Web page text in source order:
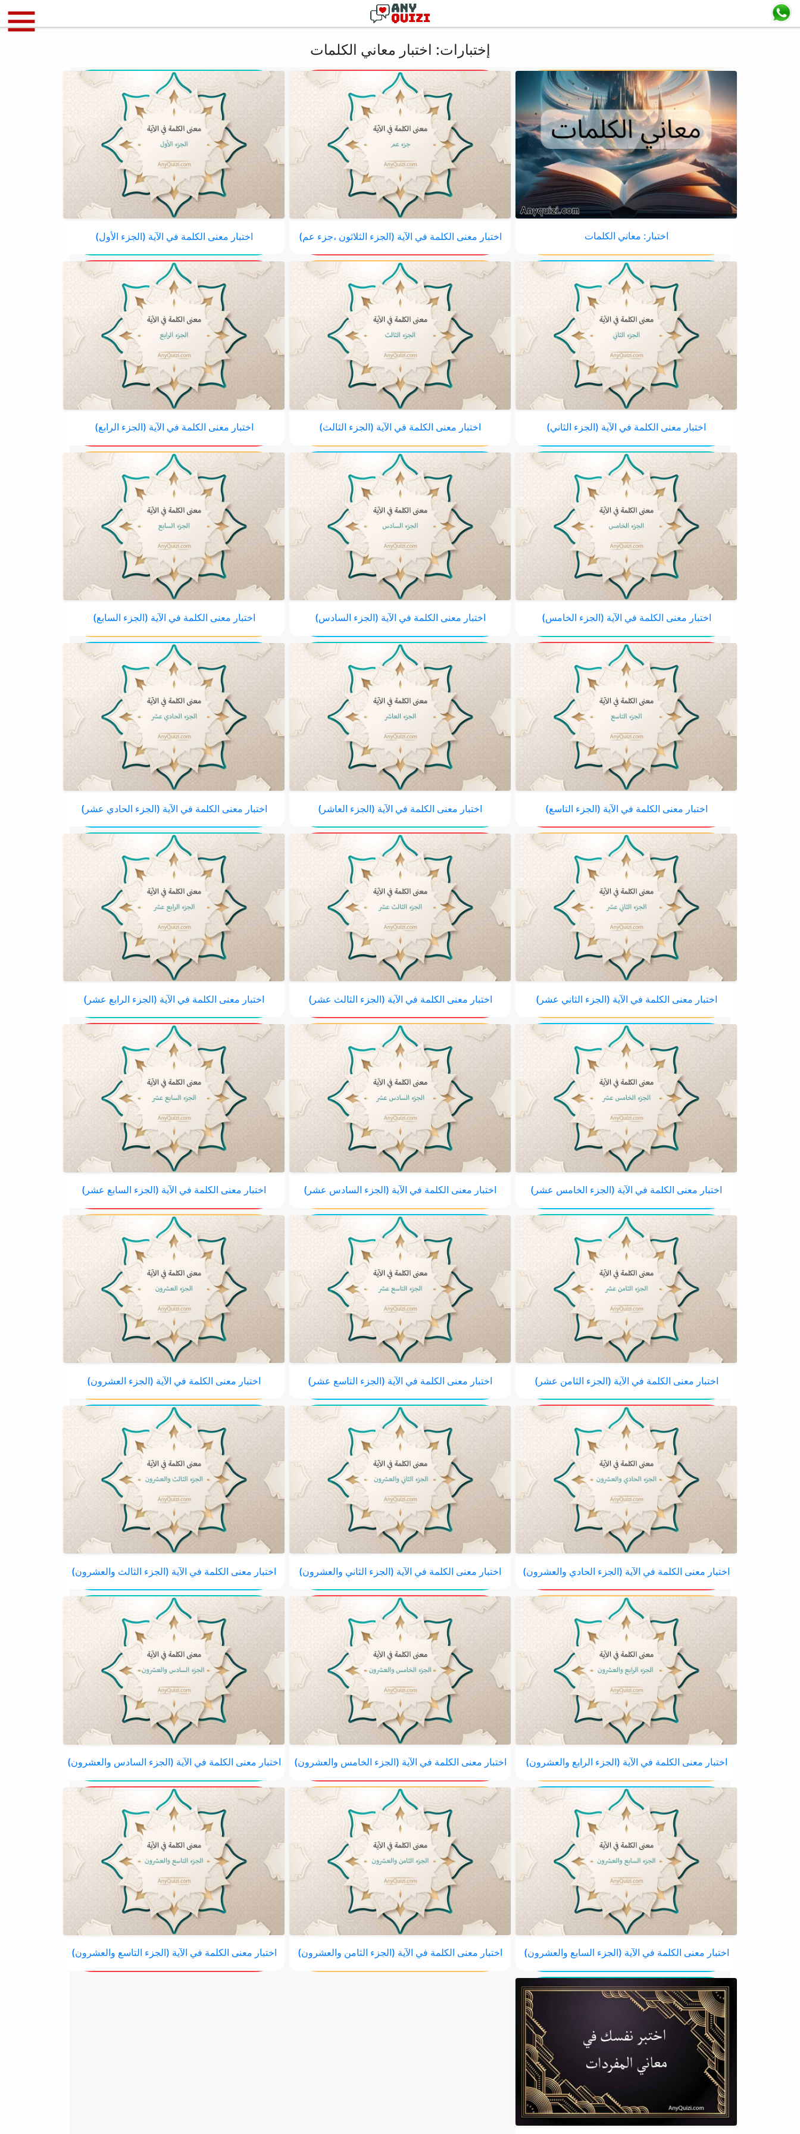
إختبارات: اختبار معاني الكلمات
اختبار: معاني الكلمات اختبار معنى الكلمة في الآية (الجزء الثلاثون ،جزء عم) اختبار معنى الكلمة في الآية (الجزء الأول)
اختبار معنى الكلمة في الآية (الجزء الثاني) اختبار معنى الكلمة في الآية (الجزء الثالث) اختبار معنى الكلمة في الآية (الجزء الرابع)
اختبار معنى الكلمة في الآية (الجزء الخامس) اختبار معنى الكلمة في الآية (الجزء السادس) اختبار معنى الكلمة في الآية (الجزء السابع)
اختبار معنى الكلمة في الآية (الجزء التاسع) اختبار معنى الكلمة في الآية (الجزء العاشر) اختبار معنى الكلمة في الآية (الجزء الحادي عشر)
اختبار معنى الكلمة في الآية (الجزء الثاني عشر) اختبار معنى الكلمة في الآية (الجزء الثالث عشر) اختبار معنى الكلمة في الآية (الجزء الرابع عشر)
اختبار معنى الكلمة في الآية (الجزء الخامس عشر) اختبار معنى الكلمة في الآية (الجزء السادس عشر) اختبار معنى الكلمة في الآية (الجزء السابع عشر)
اختبار معنى الكلمة في الآية (الجزء الثامن عشر) اختبار معنى الكلمة في الآية (الجزء التاسع عشر) اختبار معنى الكلمة في الآية (الجزء العشرون)
اختبار معنى الكلمة في الآية (الجزء الحادي والعشرون) اختبار معنى الكلمة في الآية (الجزء الثاني والعشرون) اختبار معنى الكلمة في الآية (الجزء الثالث والعشرون)
اختبار معنى الكلمة في الآية (الجزء الرابع والعشرون) اختبار معنى الكلمة في الآية (الجزء الخامس والعشرون) اختبار معنى الكلمة في الآية (الجزء السادس والعشرون)
اختبار معنى الكلمة في الآية (الجزء السابع والعشرون) اختبار معنى الكلمة في الآية (الجزء الثامن والعشرون) اختبار معنى الكلمة في الآية (الجزء التاسع والعشرون)